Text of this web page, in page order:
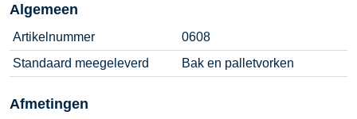
Algemeen
Artikelnummer
0608
Standaard meegeleverd
Bak en palletvorken
Afmetingen